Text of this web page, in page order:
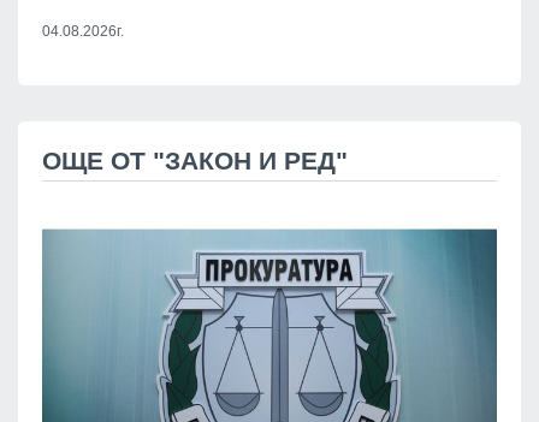
04.08.2026г.
ОЩЕ ОТ "ЗАКОН И РЕД"